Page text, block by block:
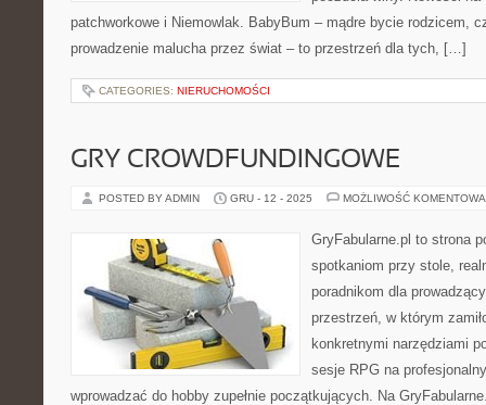
patchworkowe i Niemowlak. BabyBum – mądre bycie rodzicem,
prowadzenie malucha przez świat – to przestrzeń dla tych, […]
CATEGORIES: NIERUCHOMOŚCI
GRY CROWDFUNDINGOWE
POSTED BY ADMIN GRU - 12 - 2025 MOŻLIWOŚĆ
GryFabularne.pl to strona
spotkaniom przy stole,
poradnikom dla
przestrzeń, w którym
konkretnymi narzędziami
sesje RPG na
wprowadzać do hobby zupełnie początkujących. Na